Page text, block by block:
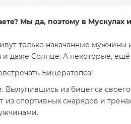
Мы да, поэтому в Мускулах
только накачанные мужчины
даже Солнце. А некоторые,
Бицератопса!
Вылупившись из бицепса
из спортивных снарядов и